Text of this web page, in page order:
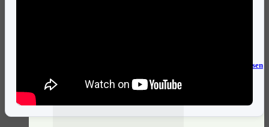
Resumen Digital Septiembre 2021 – Comunidad InfoBrandsen